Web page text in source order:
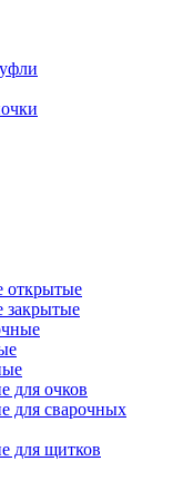
открытые
закрытые
для очков
для сварочных
для щитков